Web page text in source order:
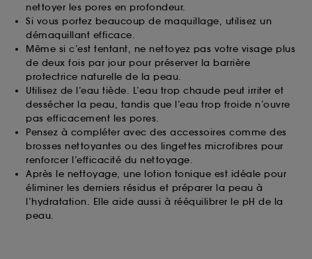
nettoyer les pores en profondeur.
Si vous portez beaucoup de maquillage, utilisez un
démaquillant efficace.
Même si c’est tentant, ne nettoyez pas votre visage plus
de deux fois par jour pour préserver la barrière
protectrice naturelle de la peau.
Utilisez de l’eau tiède. L’eau trop chaude peut irriter et
dessécher la peau, tandis que l’eau trop froide n’ouvre
pas efficacement les pores.
Pensez à compléter avec des accessoires comme des
brosses nettoyantes ou des lingettes microfibres pour
renforcer l’efficacité du nettoyage.
Après le nettoyage, une lotion tonique est idéale pour
éliminer les derniers résidus et préparer la peau à
l’hydratation. Elle aide aussi à rééquilibrer le pH de la
peau.